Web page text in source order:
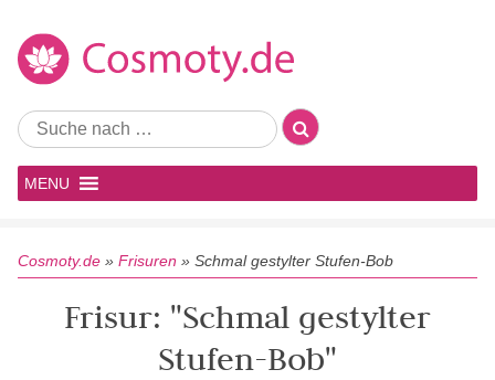
MENU
Cosmoty.de » Frisuren » Schmal gestylter Stufen-Bob
Frisur: "Schmal gestylter
Stufen-Bob"